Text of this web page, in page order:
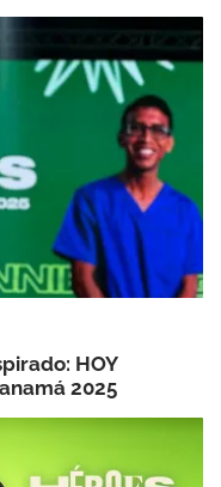
HOY
2025